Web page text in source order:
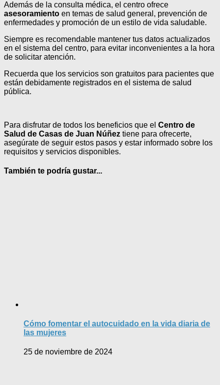
Además de la consulta médica, el centro ofrece
asesoramiento en temas de salud general, prevención de
enfermedades y promoción de un estilo de vida saludable.
Siempre es recomendable mantener tus datos actualizados
en el sistema del centro, para evitar inconvenientes a la hora
de solicitar atención.
Recuerda que los servicios son gratuitos para pacientes que
están debidamente registrados en el sistema de salud
pública.
Para disfrutar de todos los beneficios que el Centro de
Salud de Casas de Juan Núñez tiene para ofrecerte,
asegúrate de seguir estos pasos y estar informado sobre los
requisitos y servicios disponibles.
También te podría gustar...
Cómo fomentar el autocuidado en la vida diaria de
las mujeres
25 de noviembre de 2024